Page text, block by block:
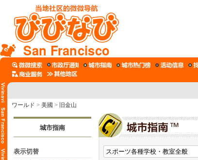
San Francisco
ワールド > 美國 > 旧金山
城市指南
表示切替